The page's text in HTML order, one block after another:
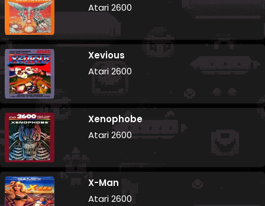
Atari 2600
Xevious
Atari 2600
Xenophobe
Atari 2600
X-Man
Atari 2600